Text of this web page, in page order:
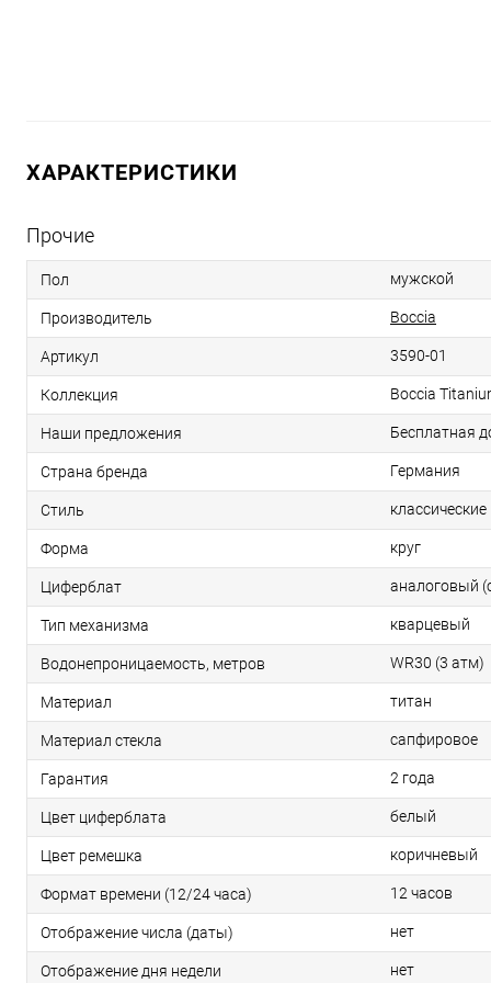
ХАРАКТЕРИСТИКИ
Прочие
Пол мужской
Производитель Boccia
Артикул 3590-01
Коллекция Boccia
Наши предложения Бесплатная
Страна бренда Германия
Стиль классические
Форма круг
Циферблат аналоговый
Тип механизма кварцевый
Водонепроницаемость, метров WR30 (3 атм)
Материал титан
Материал стекла сапфировое
Гарантия 2 года
Цвет циферблата белый
Цвет ремешка коричневый
Формат времени (12/24 часа) 12 часов
Отображение числа (даты) нет
Отображение дня недели нет